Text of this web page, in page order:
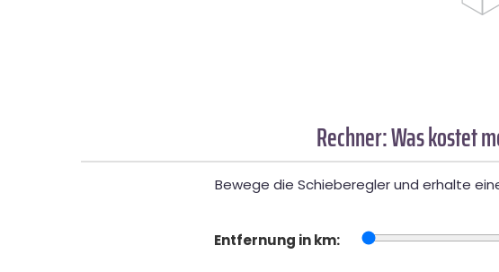
Rechner: Was kostet
Bewege die Schieberegler und erhalte
Entfernung in km: